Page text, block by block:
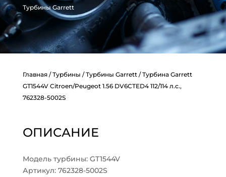
Турбины Garrett
Главная/Турбины /Турбины Garrett/ Турбина Garrett
GT1544V Citroen/Peugeot 1.56 DV6CTED4 112/114 л.с.,
762328-5002S
ОПИСАНИЕ
Модель турбины: GT1544V
Артикул: 762328-5002S